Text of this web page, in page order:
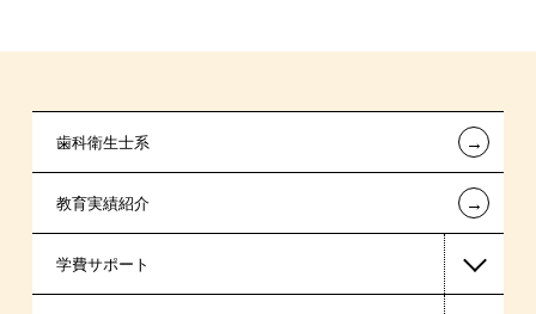
歯科衛生士系 ←
教育実績紹介 ←
学費サポート